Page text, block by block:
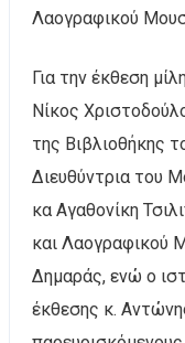
Λαογραφικού
Για την έκθεση
Νίκος
της Βιβλιοθήκης
Διευθύντρια του
κα Αγαθονίκη
και Λαογραφικού
Δημαράς, ενώ ο
έκθεσης κ.